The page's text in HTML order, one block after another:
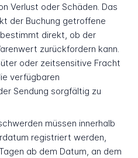
Verlust oder Schäden. Das
der Buchung getroffene
direkt, ob der
zurückfordern kann.
oder zeitsensitive Fracht
verfügbaren
Sendung sorgfältig zu
müssen innerhalb
registriert werden,
ab dem Datum, an dem